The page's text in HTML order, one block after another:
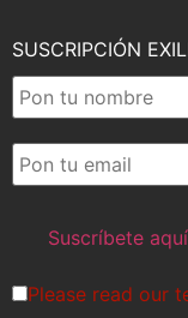
SUSCRIPCIÓN
Please read our